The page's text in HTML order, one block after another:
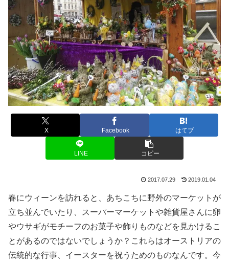
X Facebook はてブ
LINE コピー
2017.07.29 2019.01.04
春にウィーンを訪れると、あちこちに野外のマーケットが
立ち並んでいたり、スーパーマーケットや雑貨屋さんに卵
やウサギがモチーフのお菓子や飾りものなどを見かけるこ
とがあるのではないでしょうか？これらはオーストリアの
伝統的な行事、イースターを祝うためのものなんです。今